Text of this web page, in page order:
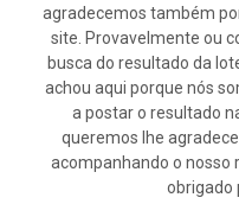
agradecemos também
site. Provavelmente ou
busca do resultado da
achou aqui porque nós
a postar o resultado
queremos lhe
acompanhando o nosso
obrigado